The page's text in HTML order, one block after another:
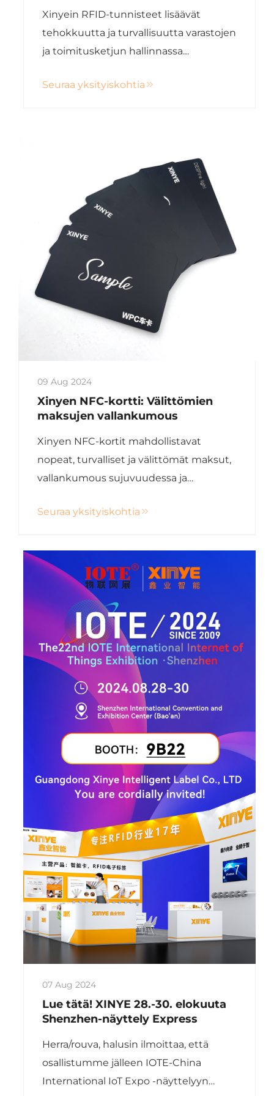
Xinyein RFID-tunnisteet lisäävät
tehokkuutta ja turvallisuutta varastojen
ja toimitusketjun hallinnassa
räätälöityillä ratkaisuilla.
Seuraa yksityiskohtia
09 Aug 2024
Xinyen NFC-kortti: Välittömien
maksujen vallankumous
Xinyen NFC-kortit mahdollistavat
nopeat, turvalliset ja välittömät maksut,
vallankumous sujuvuudessa ja
Seuraa yksityiskohtia
07 Aug 2024
Lue tätä! XINYE 28.-30. elokuuta
Shenzhen-näyttely Express
Herra/rouva, halusin ilmoittaa, että
osallistumme jälleen IOTE-China
International IoT Expo -näyttelyyn